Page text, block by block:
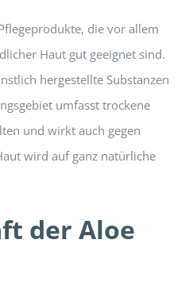
die vor allem
Haut gut geeignet sind.
hergestellte Substanzen
umfasst trockene
und wirkt auch gegen
wird auf ganz natürliche
der Aloe